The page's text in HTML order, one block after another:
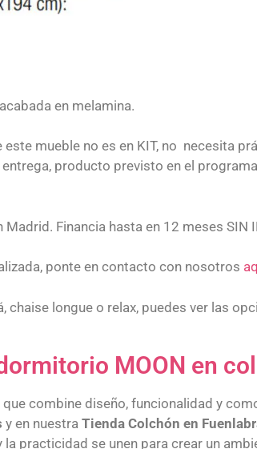
en melamina.
mueble no es en KIT, no necesita
producto previsto en el
Financia hasta en 12 meses SIN
ponte en contacto con nosotros
chaise longue o relax, puedes ver las
MOON en
combine diseño, funcionalidad y
y en nuestra Tienda Colchón en
practicidad se unen para crear un